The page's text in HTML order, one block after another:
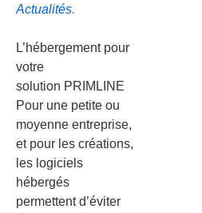
Actualités.
L’hébergement pour
votre
solution PRIMLINE
Pour une petite ou
moyenne entreprise,
et pour les créations,
les logiciels
hébergés
permettent d’éviter